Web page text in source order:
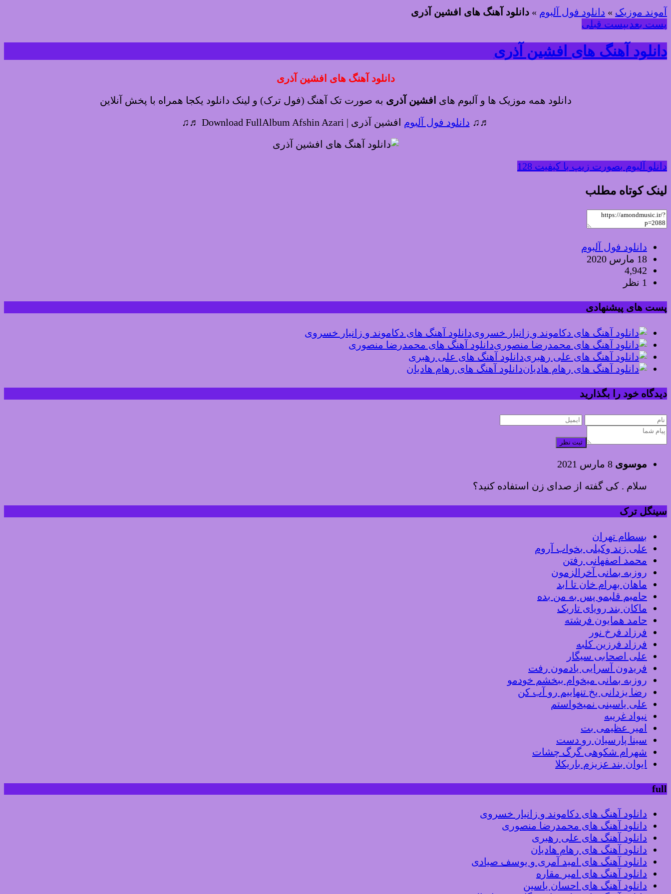
آموند موزیک » دانلود فول آلبوم » دانلود آهنگ های افشین آذری
پست بعدیپست قبلی
دانلود آهنگ های افشین آذری
دانلود آهنگ های افشین آذری
دانلود همه موزیک ها و آلبوم های افشین آذری به صورت تک آهنگ (فول ترک) و لینک دانلود یکجا همراه با پخش آنلاین
♬♫ دانلود فول آلبوم افشین آذری | Download FullAlbum Afshin Azari ♬♫
دانلو آلبوم بصورت زیپ با کیفیت 128
لینک کوتاه مطلب
دانلود فول آلبوم
18 مارس 2020
4,942
1 نظر
پست های پیشنهادی
دانلود آهنگ های دکاموند و زانیار خسروی
دانلود آهنگ های محمدرضا منصوری
دانلود آهنگ های علی رهبری
دانلود آهنگ های رهام هادیان
دیدگاه خود را بگذارید
ثبت نظر
موسوی 8 مارس 2021
سلام . کی گفته از صدای زن استفاده کنید؟
سینگل ترک
بسطام تهران
علی زند وکیلی بخواب آروم
محمد اصفهانی رفتن
روزبه بمانی آخرالزمون
ماهان بهرام خان تا ابد
حامیم قلبمو پس به من بده
ماکان بند رویای تاریک
حامد همایون فرشته
فرزاد فرخ نور
فرزاد فرزین کلبه
علی اصحابی سیگار
فریدون آسرایی یادمون رفت
روزبه بمانی میخوام ببخشم خودمو
رضا یزدانی یخ تنهاییم رو آب کن
علی یاسینی نمیخواستم
نیواد غریبه
امیر عظیمی بت
سینا پارسیان رو دست
شهرام شکوهی گرگ چشات
ایوان بند عزیزم باریکلا
full
دانلود آهنگ های دکاموند و زانیار خسروی
دانلود آهنگ های محمدرضا منصوری
دانلود آهنگ های علی رهبری
دانلود آهنگ های رهام هادیان
دانلود آهنگ های امید آمری و یوسف صیادی
دانلود آهنگ های امیر مقاره
دانلود آهنگ های احسان یاسین